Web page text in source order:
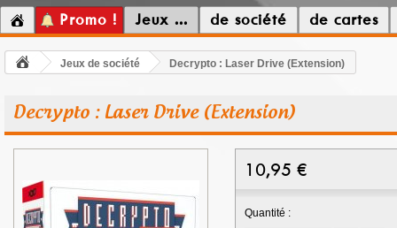
Promo ! Jeux ... de société de cartes
Jeux de société Decrypto : Laser Drive (Extension)
Decrypto : Laser Drive (Extension)
10,95 €
Quantité :